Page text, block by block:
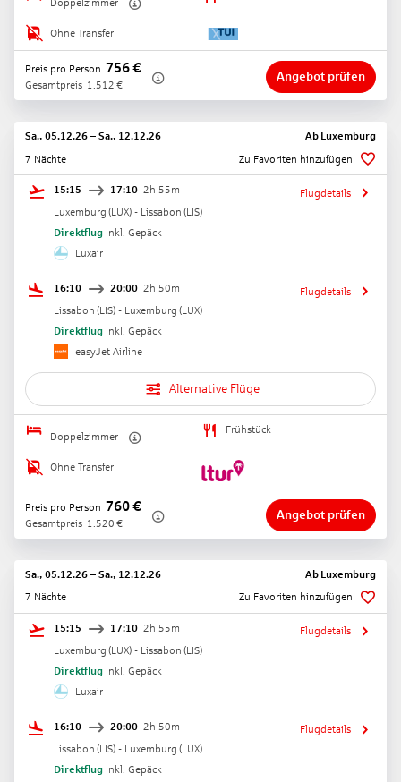
Doppelzimmer
Ohne Transfer
Preis pro Person 756€
Gesamtpreis 1.512 €
Angebot prüfen
Sa., 05.12.26 – Sa., 12.12.26 Ab Luxemburg
7 Nächte
Zu Favoriten hinzufügen
15:15 17:10 2h 55m
Luxemburg (LUX) - Lissabon (LIS)
Direktflug Inkl. Gepäck
Luxair
Flugdetails
16:10 20:00 2h 50m
Lissabon (LIS) - Luxemburg (LUX)
Direktflug Inkl. Gepäck
easyJet Airline
Flugdetails
Alternative Flüge
Doppelzimmer
Frühstück
Ohne Transfer
Preis pro Person 760€
Gesamtpreis 1.520 €
Angebot prüfen
Sa., 05.12.26 – Sa., 12.12.26 Ab Luxemburg
7 Nächte
Zu Favoriten hinzufügen
15:15 17:10 2h 55m
Luxemburg (LUX) - Lissabon (LIS)
Direktflug Inkl. Gepäck
Luxair
Flugdetails
16:10 20:00 2h 50m
Lissabon (LIS) - Luxemburg (LUX)
Direktflug Inkl. Gepäck
Flugdetails